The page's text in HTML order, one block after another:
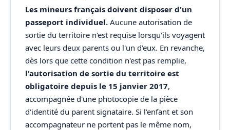
Les mineurs français doivent disposer d'un
passeport individuel. Aucune autorisation de
sortie du territoire n'est requise lorsqu'ils voyagent
avec leurs deux parents ou l'un d'eux. En revanche,
dès lors que cette condition n'est pas remplie,
l'autorisation de sortie du territoire est
obligatoire depuis le 15 janvier 2017,
accompagnée d'une photocopie de la pièce
d'identité du parent signataire. Si l'enfant et son
accompagnateur ne portent pas le même nom,